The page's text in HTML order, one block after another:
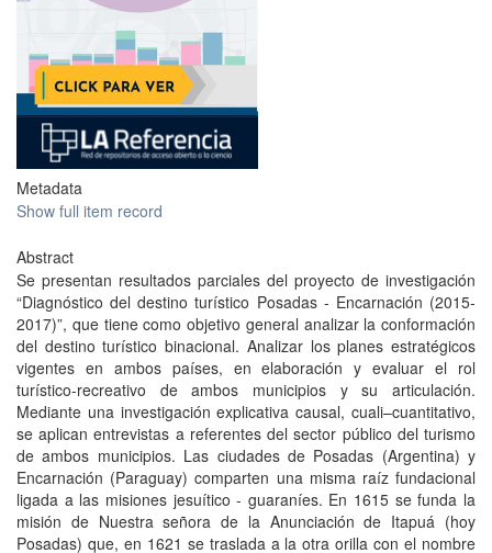
Metadata
Show full item record
Abstract
Se presentan resultados parciales del proyecto de investigación
“Diagnóstico del destino turístico Posadas - Encarnación (2015-
2017)”, que tiene como objetivo general analizar la conformación
del destino turístico binacional. Analizar los planes estratégicos
vigentes en ambos países, en elaboración y evaluar el rol
turístico-recreativo de ambos municipios y su articulación.
Mediante una investigación explicativa causal, cuali–cuantitativo,
se aplican entrevistas a referentes del sector público del turismo
de ambos municipios. Las ciudades de Posadas (Argentina) y
Encarnación (Paraguay) comparten una misma raíz fundacional
ligada a las misiones jesuítico - guaraníes. En 1615 se funda la
misión de Nuestra señora de la Anunciación de Itapuá (hoy
Posadas) que, en 1621 se traslada a la otra orilla con el nombre